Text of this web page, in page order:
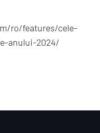
ro/features/cele-
anului-2024/